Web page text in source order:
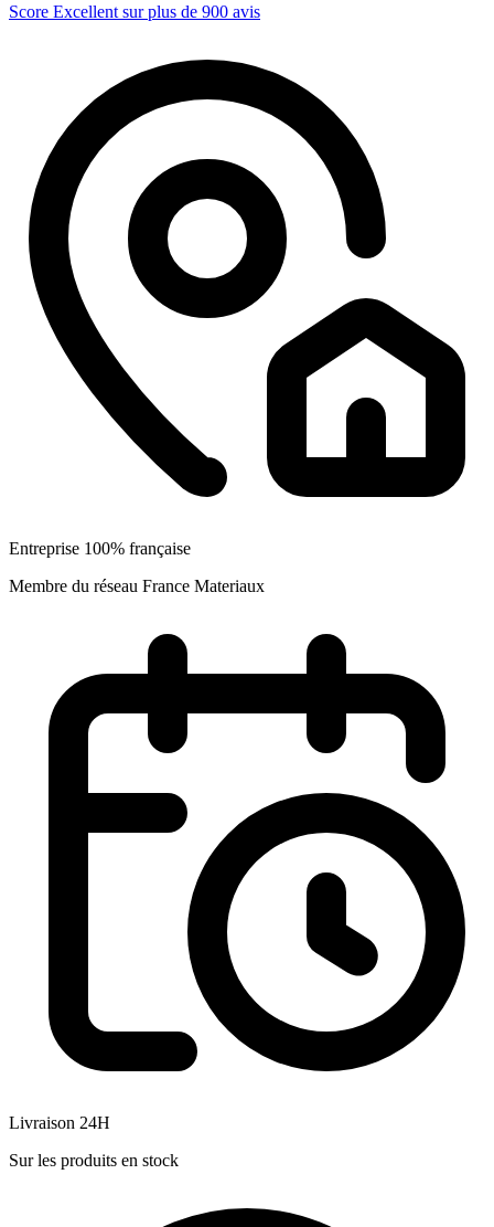
Score Excellent sur plus de 900 avis
Entreprise 100% française
Membre du réseau France Materiaux
Livraison 24H
Sur les produits en stock